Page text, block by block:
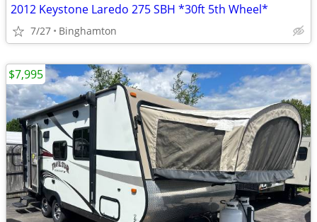
2012 Keystone Laredo 275 SBH *30ft 5th Wheel*
7/27 Binghamton
$7,995